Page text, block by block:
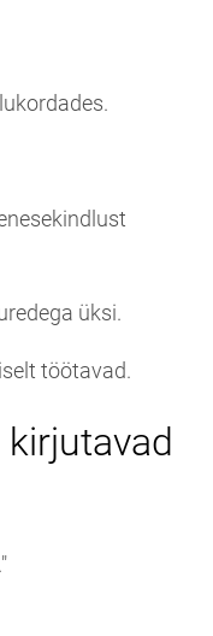
üksi.
töötavad.